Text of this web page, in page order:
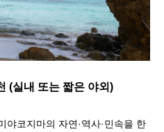
(실내 또는 짧은 야외)
코지마의 자연·역사·민속을 한